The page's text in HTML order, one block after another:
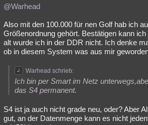
@Warhead
Also mit den 100.000 für nen Golf hab ich
Größenordnung gehört. Bestätigen kann
alt wurde ich in der DDR nicht. Ich denke
ob in diesem System was aus mir
Warhead schrieb:
Ich bin per Smart im Netz
das S4 permanent.
S4 ist ja auch nicht grade neu, oder? Aber
gut, an der Datenmenge kann es nicht